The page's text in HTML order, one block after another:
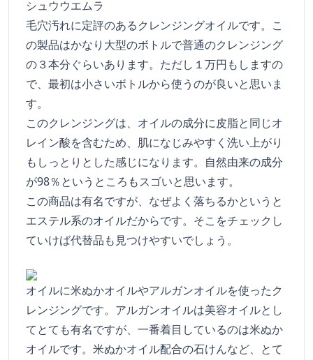
シュウウエムラ
毛穴汚れに定評のあるクレンジングオイルです。こ
の製品はかなり大型のボトルで普通のクレンジング
の３本分ぐらいあります。ただし１万円もしますの
で、最初は小さいボトルから使うのが良いと思いま
す。
このクレンジングは、オイルの成分に皮脂と同じオ
レイン酸を含むため、肌になじみやすく洗い上がり
もしっとりとした感じになります。自然由来の成分
が98％というところもスゴいと思います。
この商品は有名ですが、なぜよく落ちるかというと
エステル系のオイルだからです。そこをチェックし
ていけば代替品も見つけやすいでしょう。
オイルに米ぬかオイルやアルガンオイルを使ったク
レンジングです。アルガンオイルは美容オイルとし
てとても有名ですが、一番着目しているのは米ぬか
オイルです。米ぬかオイル配合の石けんなど、とて